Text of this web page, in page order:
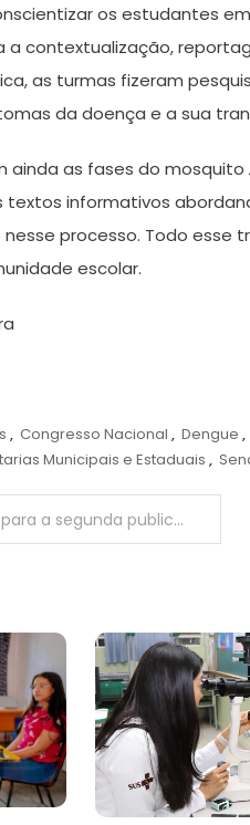
os estudantes
a contextualização,
as turmas fizeram
da doença e a sua
ainda as fases do mosquito
textos informativos
processo. Todo esse
escolar.
, Congresso Nacional , Dengue ,
Municipais e Estaduais ,
de editais em Paranavaí da Lei Paulo Gustavo